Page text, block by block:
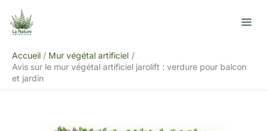
contenu
Accueil
Mur végétal artificiel
Avis sur le mur végétal artificiel jarolift : verdure pour balcon
et jardin
e
h
e